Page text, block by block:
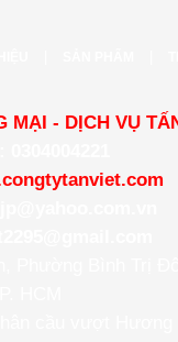
MẠI - DỊCH VỤ